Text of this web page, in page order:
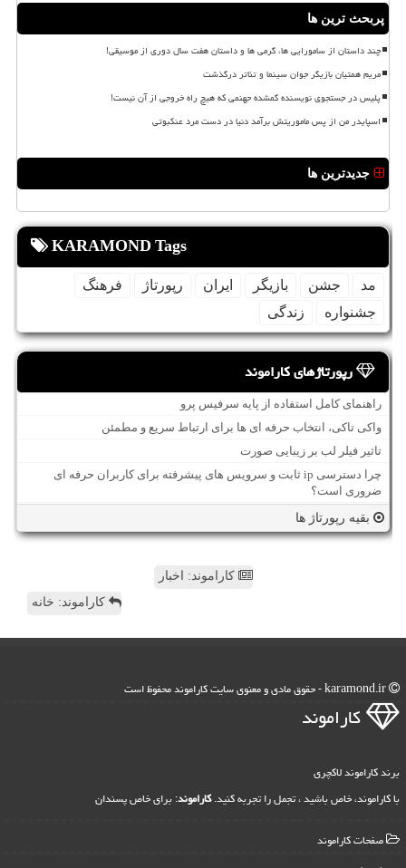
پربحث ترین ها
چند داستان از سامورایی ها، گرمی ها و داستان هفت سال دوری از موسیقی!
مریم همتیان بازیگر جوان سینما و تئاتر درگذشت
پلیس در جستجوی نویسنده گمشده جهنمی که هیچ راه خروجی از آن نیست!
اسپایدر من از پس ماموریتش برآمد دنیا در دست مرد عنکبوتی
جدیدترین ها
KARAMOND Tags
مد جشن بازیگر ایران رپورتاژ
فرهنگ
جشنواره
زندگی
رپورتاژهای کاراموند
راهنمای کامل استفاده از پایه سرفیس پرو
واکی تاکی، انتخاب حرفه ای ها برای ارتباط سریع و مطمئن
تاثیر فیلر لب بر زیبایی صورت
چرا دسترسی ip ثابت و سرویس های پیشرفته برای کاربران حرفه ای
ضروری است؟
بقیه رپورتاژ ها
کاراموند: اخبار
کاراموند: خانه
كاراموند
برند کاراموند لاکچری
با کاراموند، خاص باشید ، تجمل را تجربه کنید.کاراموند: برای خاص پسندان
صفحات كاراموند